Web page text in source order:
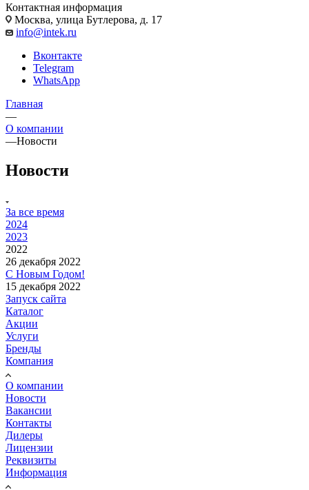
Контактная информация
Москва, улица Бутлерова, д. 17
info@intek.ru
Вконтакте
Telegram
WhatsApp
Главная
—
О компании
—Новости
Новости
За все время
2024
2023
2022
26 декабря 2022
С Новым Годом!
15 декабря 2022
Запуск сайта
Каталог
Акции
Услуги
Бренды
Компания
О компании
Новости
Вакансии
Контакты
Дилеры
Лицензии
Реквизиты
Информация